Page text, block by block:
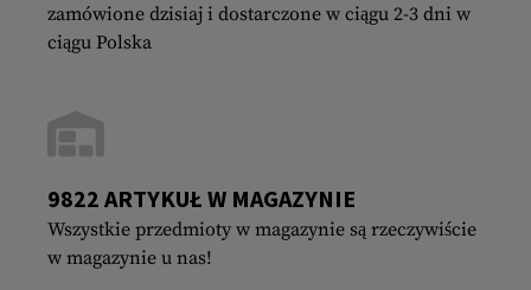
zamówione dzisiaj i dostarczone w ciągu 2-3 dni w
ciągu Polska
9822 ARTYKUŁ W MAGAZYNIE
Wszystkie przedmioty w magazynie są rzeczywiście
w magazynie u nas!